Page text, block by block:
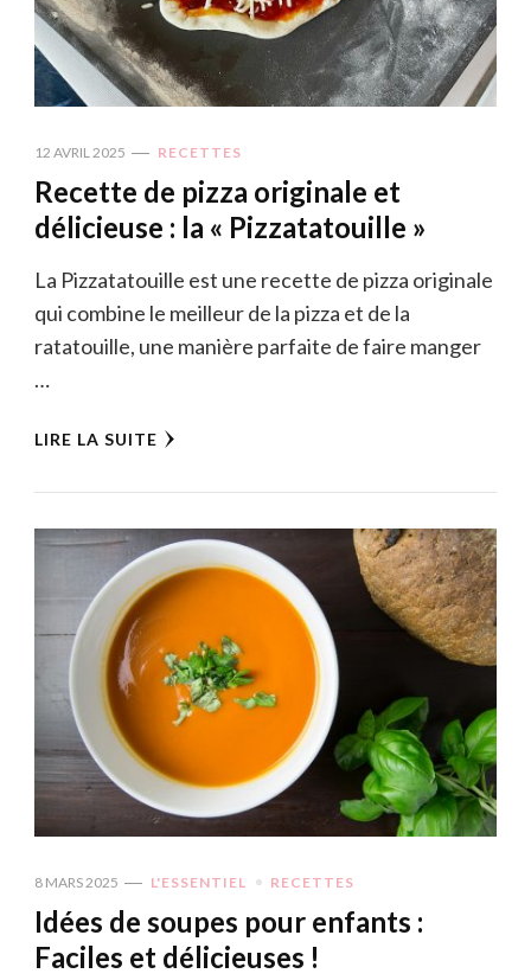
12 AVRIL 2025 RECETTES
Recette de pizza originale et
délicieuse : la « Pizzatatouille »
La Pizzatatouille est une recette de pizza originale
qui combine le meilleur de la pizza et de la
ratatouille, une manière parfaite de faire manger
…
LIRE LA SUITE
8 MARS 2025 L'ESSENTIEL RECETTES
Idées de soupes pour enfants :
Faciles et délicieuses !